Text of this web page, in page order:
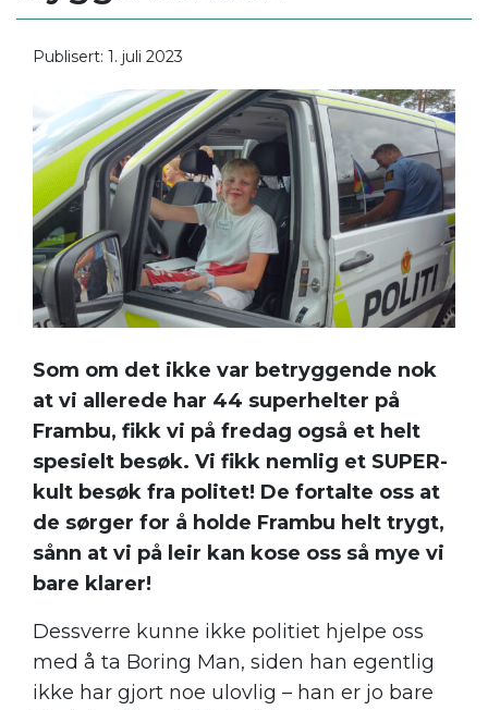
Publisert: 1. juli 2023
Som om det ikke var betryggende nok
at vi allerede har 44 superhelter på
Frambu, fikk vi på fredag også et helt
spesielt besøk. Vi fikk nemlig et SUPER-
kult besøk fra politet! De fortalte oss at
de sørger for å holde Frambu helt trygt,
sånn at vi på leir kan kose oss så mye vi
bare klarer!
Dessverre kunne ikke politiet hjelpe oss
med å ta Boring Man, siden han egentlig
ikke har gjort noe ulovlig – han er jo bare